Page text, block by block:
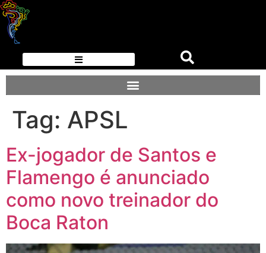
Tag: APSL
Ex-jogador de Santos e
Flamengo é anunciado
como novo treinador do
Boca Raton